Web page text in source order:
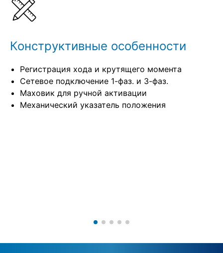
Схожие изделия
Конструктивные особенности
Регистрация хода и крутящего момента
Сетевое подключение 1-фаз. и 3-фаз.
Маховик для ручной активации
Механический указатель положения